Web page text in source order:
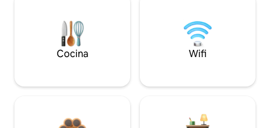
Cocina Wifi